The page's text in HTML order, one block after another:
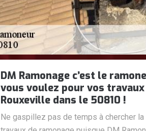
DM Ramonage c’est le
vous voulez pour vos travaux
Rouxeville dans le 50810 !
Ne gaspillez pas de temps à chercher